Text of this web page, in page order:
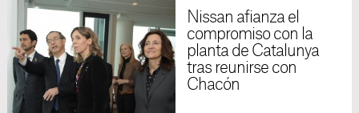
Nissan afianza el
compromiso con la
planta de Catalunya
tras reunirse con
Chacón